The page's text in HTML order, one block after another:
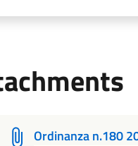
Ordinanza n.180